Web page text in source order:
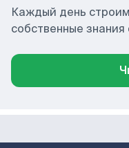
Каждый день
собственные